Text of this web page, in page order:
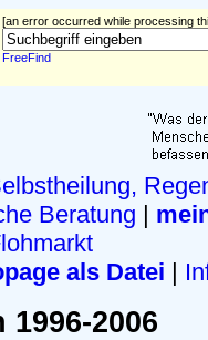
[an error occurred while processing
FreeFind
Beratung |
als Datei |
2006